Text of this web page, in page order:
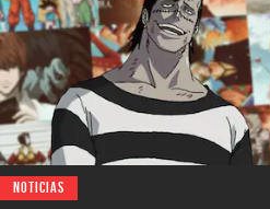
NOTICIAS